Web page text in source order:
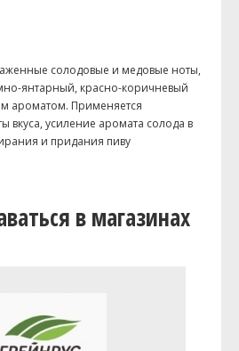
солодовые и медовые ноты,
янтарный, красно-коричневый
ароматом. Применяется
вкуса, усиление аромата солода в
и придания пиву
в магазинах